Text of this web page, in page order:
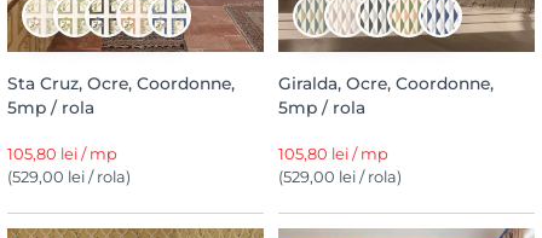
Sta Cruz, Ocre, Coordonne,
5mp / rola
105,80 lei / mp
(529,00 lei / rola)
Giralda, Ocre, Coordonne,
5mp / rola
105,80 lei / mp
(529,00 lei / rola)